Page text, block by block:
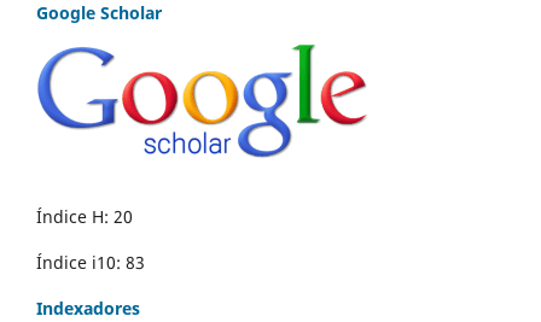
Google Scholar
Índice H: 20
Índice i10: 83
Indexadores